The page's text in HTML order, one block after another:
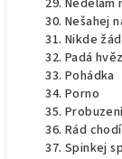
Nedělám
Nešahej
Nikde
Padá
Pohádka
Porno
Rád
Spinkej